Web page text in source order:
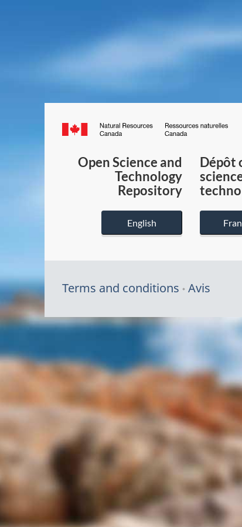
Canada.ca
du
Open Science and
Technology
Repository
English
Dépôt
Terms and conditions Avis